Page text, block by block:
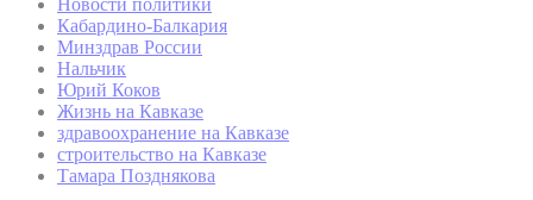
Кабардино-Балкария
Минздрав России
Нальчик
Юрий Коков
Жизнь на Кавказе
здравоохранение на Кавказе
строительство на Кавказе
Тамара Позднякова